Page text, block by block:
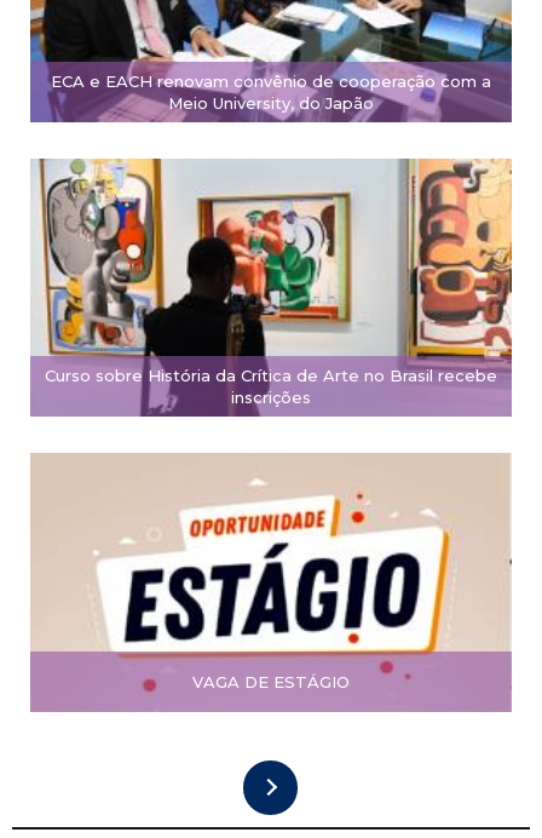
ECA e EACH renovam convênio de cooperação com a
Meio University, do Japão
Curso sobre História da Crítica de Arte no Brasil recebe
inscrições
VAGA DE ESTÁGIO